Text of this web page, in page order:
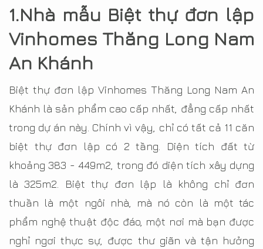
1.Nhà mẫu Biệt thự đơn lập
Vinhomes Thăng Long Nam
An Khánh
Biệt thự đơn lập Vinhomes Thăng Long Nam An
Khánh là sản phẩm cao cấp nhất, đẳng cấp nhất
trong dự án này. Chính vì vậy, chỉ có tất cả 11 căn
biệt thự đơn lập có 2 tầng. Diện tích đất từ
khoảng 383 - 449m2, trong đó diện tích xây dựng
là 325m2. Biệt thự đơn lập là không chỉ đơn
thuần là một ngôi nhà, mà nó còn là một tác
phẩm nghệ thuật độc đáo, một nơi mà bạn được
nghỉ ngơi thực sự, được thư giãn và tận hưởng